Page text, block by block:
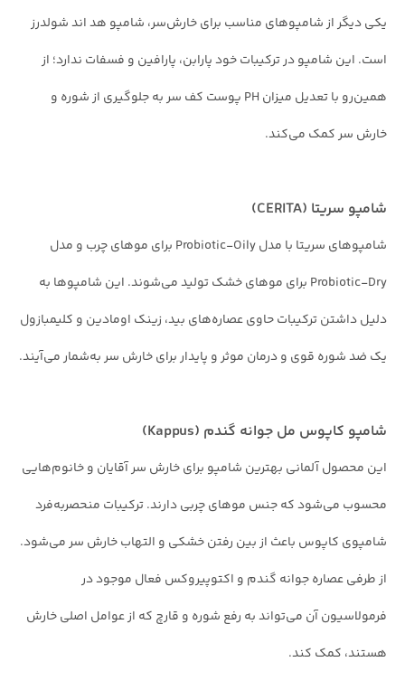
یکی دیگر از شامپوهای مناسب برای خارش‌سر، شامپو هد اند شولدرز
است. این شامپو در ترکیبات خود پارابن، پارافین و فسفات ندارد؛ از
همین‌رو با تعدیل میزان PH پوست کف سر به جلوگیری از شوره و
خارش سر کمک می‌کند.
شامپو سریتا (CERITA)
شامپوهای سریتا با مدل Probiotic-Oily برای موهای چرب و مدل
Probiotic-Dry برای موهای خشک تولید می‌شوند. این شامپوها به
دلیل داشتن ترکیبات حاوی عصاره‌های بید، زینک اومادین و کلیمبازول
یک ضد شوره قوی و درمان موثر و پایدار برای خارش سر به‌شمار می‌آیند.
شامپو کاپوس مل جوانه گندم (Kappus)
این محصول آلمانی بهترین شامپو برای خارش سر آقایان و خانوم‌هایی
محسوب می‌شود که جنس موهای چربی دارند. ترکیبات منحصربه‌فرد
شامپوی کاپوس باعث از بین رفتن خشکی و التهاب خارش سر می‌شود.
از طرفی عصاره جوانه گندم و اکتوپیروکس فعال موجود در
فرمولاسیون آن می‌تواند به رفع شوره و قارچ که از عوامل اصلی خارش
هستند، کمک کند.